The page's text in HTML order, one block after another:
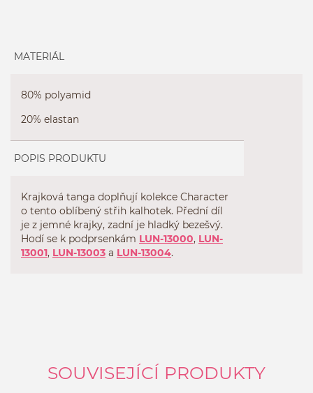
MATERIÁL
80% polyamid
20% elastan
POPIS PRODUKTU
Krajková tanga doplňují kolekce Character
o tento oblíbený střih kalhotek. Přední díl
je z jemné krajky, zadní je hladký bezešvý.
Hodí se k podprsenkám LUN-13000, LUN-
13001, LUN-13003 a LUN-13004.
SOUVISEJÍCÍ PRODUKTY